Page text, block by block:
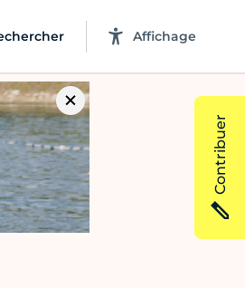
Affichage
Contribuer